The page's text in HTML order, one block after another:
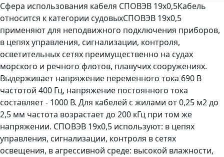
Сфера использования кабеля СПОВЭВ 19х0,5Кабель
относится к категории судовыхСПОВЭВ 19х0,5
применяют для неподвижного подключения приборов,
в цепях управления, сигнализации, контроля,
осветительных сетях преимущественно на судах
морского и речного флотов, плавучих сооружениях.
Выдерживает напряжение переменного тока 690 В
частотой 400 Гц, напряжение постоянного тока
составляет - 1000 В. Для кабелей с жилами от 0,25 м2 до
2,5 мм частота возрастает до 200 кГц при том же
напряжении. СПОВЭВ 19х0,5 используют: в цепях
управления, сигнализации, контроля в сетях
освещения, в агрессивной среде: высокой влажности,